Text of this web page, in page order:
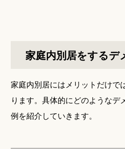
家庭内別居をするデ
家庭内別居にはメリットだけで
ります。具体的にどのようなデ
例を紹介していきます。